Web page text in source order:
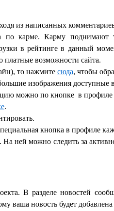
из написанных
по карме. Карму
в рейтинге в данный
платные возможности сайта.
то нажмите сюда, чтобы
изображения доступные
можно по кнопке в профиле
.
кнопка в профиле
ней можно следить за
В разделе новостей
ваша новость будет